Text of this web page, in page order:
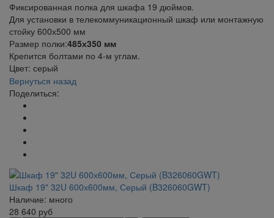
Фиксированная полка для шкафа 19 дюймов.
Для установки в телекоммуникационный шкаф или монтажную
стойку 600х500 мм
Размер полки:485х350 мм
Крепится болтами по 4-м углам.
Цвет: серый
Вернуться назад
Поделиться:
Шкаф 19" 32U 600х600мм, Серый (B326060GWT)
Наличие: много
28 640 руб